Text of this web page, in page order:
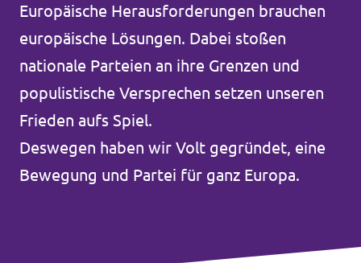
Unsere Events
Mache bei uns mit!
Deine Spende für Volt!
Europäische Herausforderungen brauchen
europäische Lösungen. Dabei stoßen
nationale Parteien an ihre Grenzen und
populistische Versprechen setzen unseren
Frieden aufs Spiel.
Deswegen haben wir Volt gegründet, eine
Bewegung und Partei für ganz Europa.